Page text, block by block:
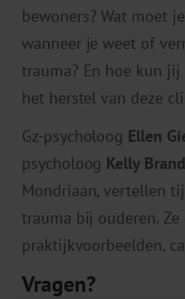
bewoners? Wat moet
wanneer je weet of
trauma? En hoe kun
het herstel van deze
Gz-psycholoog Ellen
psycholoog Kelly
Mondriaan, vertellen
trauma bij ouderen.
praktijkvoorbeelden,
Vragen?